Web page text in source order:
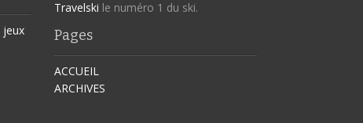
jeux
Travelski le numéro 1 du ski.
Pages
ACCUEIL
ARCHIVES